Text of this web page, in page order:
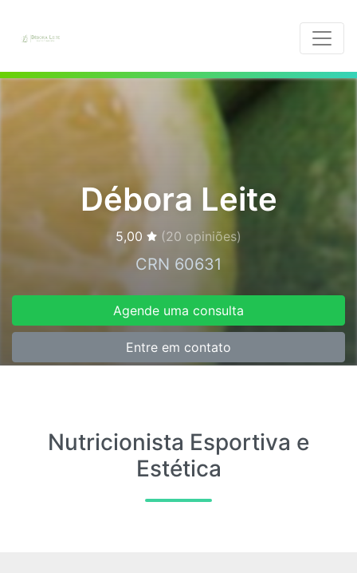
Débora Leite
5,00 (20 opiniões)
CRN 60631
Agende uma consulta
Entre em contato
Nutricionista Esportiva e
Estética